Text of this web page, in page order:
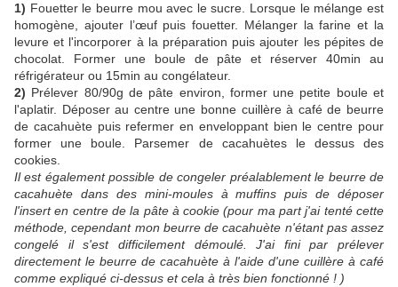
1) Fouetter le beurre mou avec le sucre. Lorsque le mélange est
homogène, ajouter l’œuf puis fouetter. Mélanger la farine et la
levure et l'incorporer à la préparation puis ajouter les pépites de
chocolat. Former une boule de pâte et réserver 40min au
réfrigérateur ou 15min au congélateur.
2) Prélever 80/90g de pâte environ, former une petite boule et
l'aplatir. Déposer au centre une bonne cuillère à café de beurre
de cacahuète puis refermer en enveloppant bien le centre pour
former une boule. Parsemer de cacahuètes le dessus des
cookies.
Il est également possible de congeler préalablement le beurre de
cacahuète dans des mini-moules à muffins puis de déposer
l'insert en centre de la pâte à cookie (pour ma part j'ai tenté cette
méthode, cependant mon beurre de cacahuète n'étant pas assez
congelé il s'est difficilement démoulé. J'ai fini par prélever
directement le beurre de cacahuète à l'aide d'une cuillère à café
comme expliqué ci-dessus et cela à très bien fonctionné ! )